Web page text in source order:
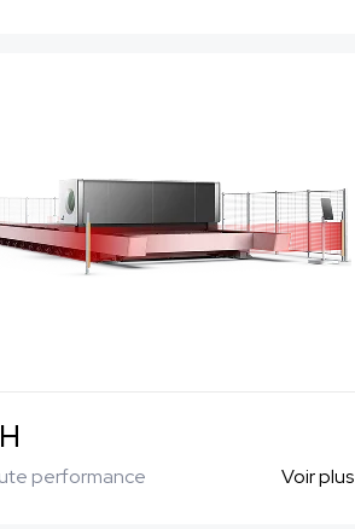
performance Voir plus